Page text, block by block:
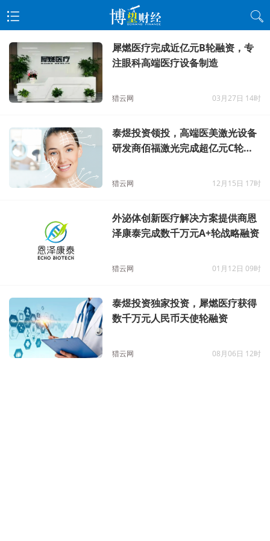
犀燃医疗完成近亿元B轮融资，专
注眼科高端医疗设备制造
猎云网 03月27日 14时
泰煜投资领投，高端医美激光设备
研发商佰福激光完成超亿元C轮融
猎云网 12月15日 17时
外泌体创新医疗解决方案提供商恩
泽康泰完成数千万元A+轮战略融资
猎云网 01月12日 09时
泰煜投资独家投资，犀燃医疗获得
数千万元人民币天使轮融资
猎云网 08月06日 12时